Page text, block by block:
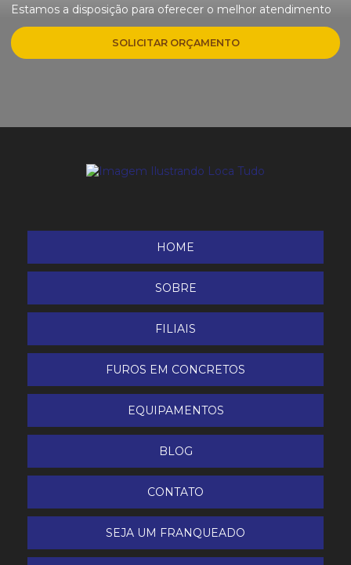
Estamos a disposição para oferecer o melhor atendimento
SOLICITAR ORÇAMENTO
HOME
SOBRE
FILIAIS
FUROS EM CONCRETOS
EQUIPAMENTOS
BLOG
CONTATO
SEJA UM FRANQUEADO